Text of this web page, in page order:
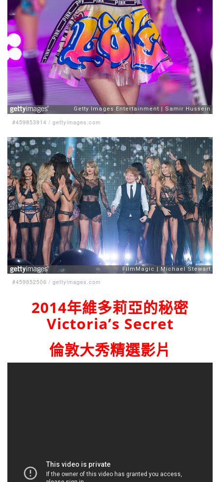
#459853914 / gettyimages.com
#459852506 / gettyimages.com
2014年維多莉亞的秘密
Victoria’s Secret
倫敦大秀精選影片